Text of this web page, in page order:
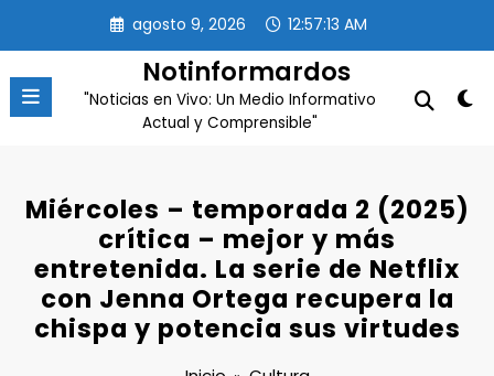
contenido
agosto 9, 2026 12:57:14 AM
Notinformardos
"Noticias en Vivo: Un Medio Informativo
Actual y Comprensible"
Miércoles – temporada 2 (2025)
crítica – mejor y más
entretenida. La serie de Netflix
con Jenna Ortega recupera la
chispa y potencia sus virtudes